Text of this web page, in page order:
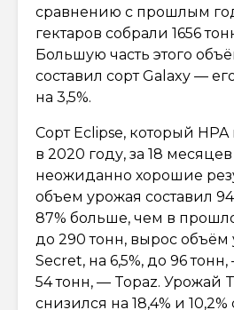
сравнению с прошлым
гектаров собрали 1656
Большую часть этого
составил сорт Galaxy —
на 3,5%.
Сорт Eclipse, который
в 2020 году, за 18
неожиданно хорошие
объем урожая составил
87% больше, чем в
до 290 тонн, вырос объём
Secret, на 6,5%, до 96 тонн,
54 тонн, — Topaz. Урожай
снизился на 18,4% и 10,2%